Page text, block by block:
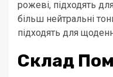
рожеві, підходять
більш нейтральні
підходять для
Склад